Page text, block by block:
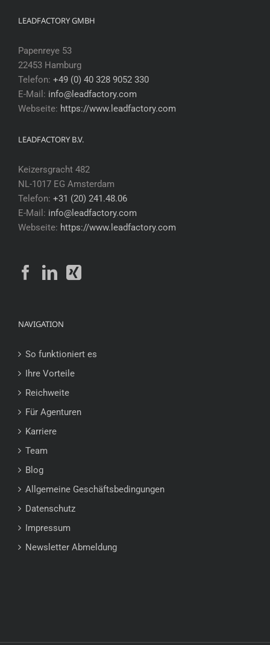
LEADFACTORY GMBH
Papenreye 53
22453 Hamburg
Telefon: +49 (0) 40 328 9052 330
E-Mail: info@leadfactory.com
Webseite: https://www.leadfactory.com
LEADFACTORY B.V.
Keizersgracht 482
NL-1017 EG Amsterdam
Telefon: +31 (20) 241.48.06
E-Mail: info@leadfactory.com
Webseite: https://www.leadfactory.com
NAVIGATION
So funktioniert es
Ihre Vorteile
Reichweite
Für Agenturen
Karriere
Team
Blog
Allgemeine Geschäftsbedingungen
Datenschutz
Impressum
Newsletter Abmeldung